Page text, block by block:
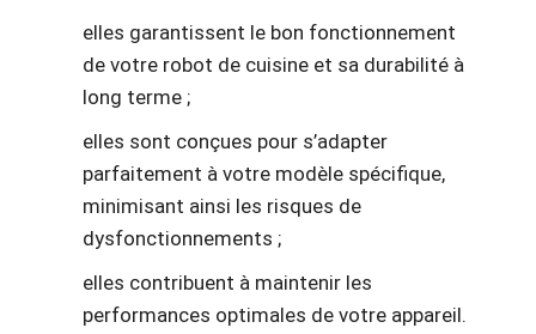
elles garantissent le bon fonctionnement
de votre robot de cuisine et sa durabilité à
long terme ;
elles sont conçues pour s’adapter
parfaitement à votre modèle spécifique,
minimisant ainsi les risques de
dysfonctionnements ;
elles contribuent à maintenir les
performances optimales de votre appareil.